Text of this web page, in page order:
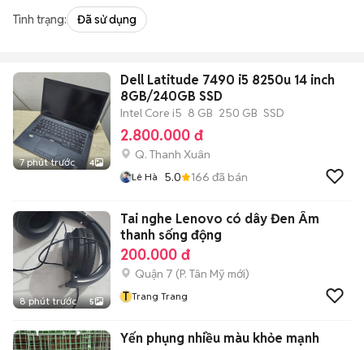
Tình trạng: Đã sử dụng
7 phút trước 4
Dell Latitude 7490 i5 8250u 14 inch
8GB/240GB SSD
Intel Core i5 8 GB 250 GB SSD
2.800.000 đ
Q. Thanh Xuân
Lê Hà 5.0 166 đã bán
8 phút trước 5
Tai nghe Lenovo có dây Đen Âm
thanh sống động
200.000 đ
Quận 7 (P. Tân Mỹ mới)
T Trang Trang
Yến phụng nhiều màu khỏe mạnh